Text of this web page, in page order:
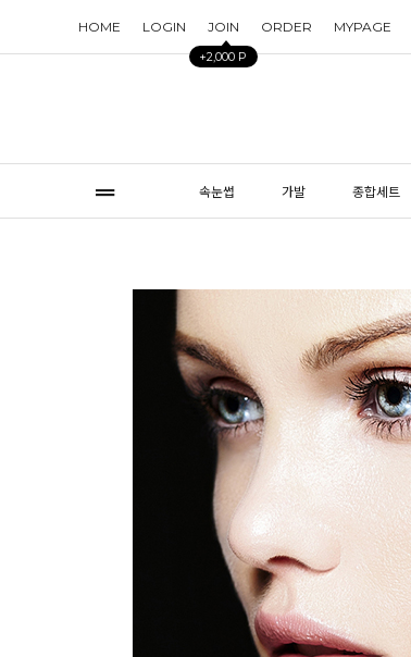
HOME LOGIN JOIN
+2,000 P
ORDER MYPAGE
속눈썹 가발 종합세트